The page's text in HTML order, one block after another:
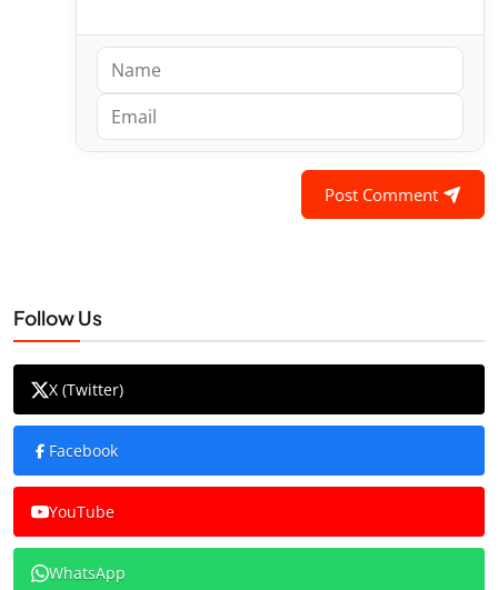
Post Comment
Follow Us
X (Twitter)
Facebook
YouTube
WhatsApp